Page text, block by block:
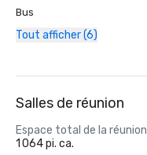
Bus
Tout afficher (6)
Salles de réunion
Espace total de la réunion
1 064 pi. ca.